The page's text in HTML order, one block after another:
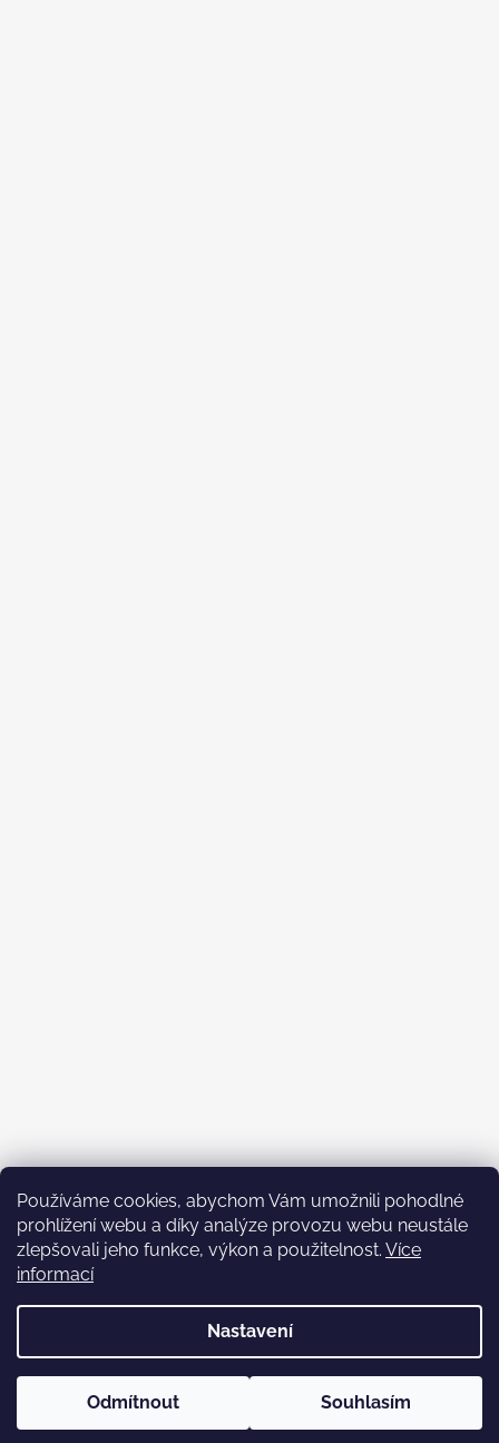
Používáme cookies, abychom Vám umožnili pohodlné
prohlížení webu a díky analýze provozu webu neustále
zlepšovali jeho funkce, výkon a použitelnost. Více
informací
Nastavení
Odmítnout Souhlasím
Copyright 2026Happy in the Rain. Všechna práva vyhrazena.
Upravit nastavení cookies